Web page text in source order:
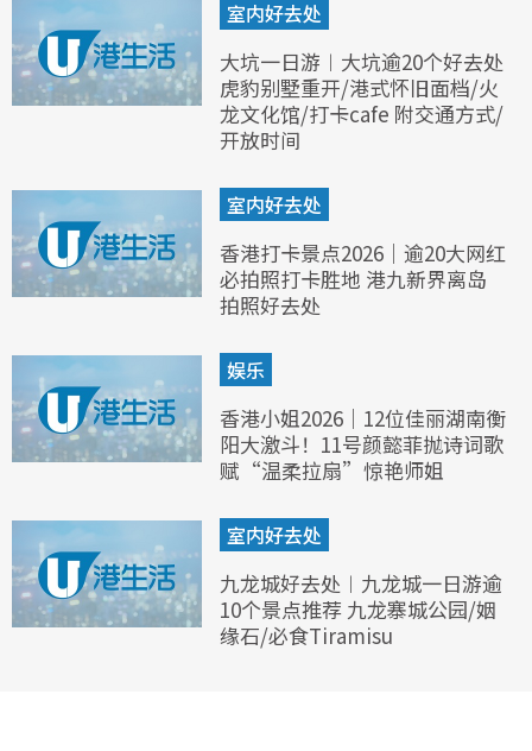
室内好去处
大坑一日游︱大坑逾20个好去处
虎豹别墅重开/港式怀旧面档/火
龙文化馆/打卡cafe 附交通方式/
开放时间
室内好去处
香港打卡景点2026｜逾20大网红
必拍照打卡胜地 港九新界离岛
拍照好去处
娱乐
香港小姐2026｜12位佳丽湖南衡
阳大激斗！11号颜懿菲抛诗词歌
赋“温柔拉扇”惊艳师姐
室内好去处
九龙城好去处︱九龙城一日游逾
10个景点推荐 九龙寨城公园/姻
缘石/必食Tiramisu